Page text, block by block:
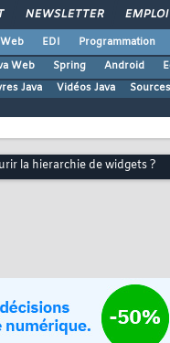
NEWSLETTER EMPLOI
EDI Programmation
Web Spring Android
Java Vidéos Java
la hierarchie de widgets ?